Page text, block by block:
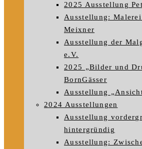
2025 Ausstellung
Ausstellung:
Meixner
Ausstellung der
e.V.
2025 „Bilder und
BornGässer
Ausstellung
2024 Ausstellungen
Ausstellung
hintergründig
Ausstellung: